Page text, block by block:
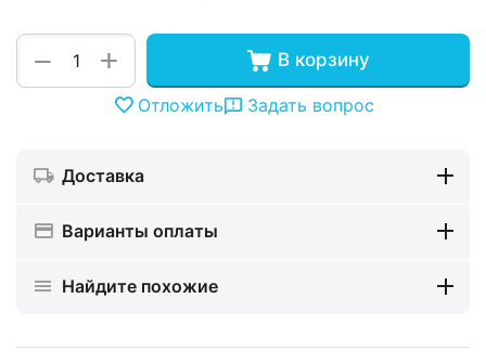
+
− В корзину
Отложить Задать вопрос
Доставка
Варианты оплаты
Найдите похожие